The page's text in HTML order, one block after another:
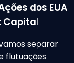
dos EUA
Capital
separar
flutuações